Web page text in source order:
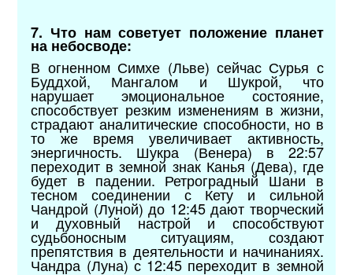
7. Что нам советует положение планет
на небосводе:
В огненном Симхе (Льве) сейчас Сурья с
Буддхой, Мангалом и Шукрой, что
нарушает эмоциональное состояние,
способствует резким изменениям в жизни,
страдают аналитические способности, но в
то же время увеличивает активность,
энергичность. Шукра (Венера) в 22:57
переходит в земной знак Канья (Дева), где
будет в падении. Ретроградный Шани в
тесном соединении с Кету и сильной
Чандрой (Луной) до 12:45 дают творческий
и духовный настрой и способствуют
судьбоносным ситуациям, создают
препятствия в деятельности и начинаниях.
Чандра (Луна) с 12:45 переходит в земной